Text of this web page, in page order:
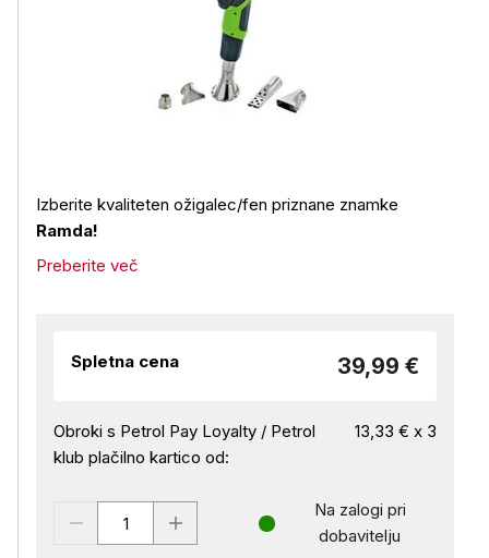
Izberite kvaliteten ožigalec/fen priznane znamke
Ramda!
Preberite več
Spletna cena 39,99 €
Obroki s Petrol Pay Loyalty / Petrol
klub plačilno kartico od:
13,33 € x 3
Na zalogi pri
dobavitelju